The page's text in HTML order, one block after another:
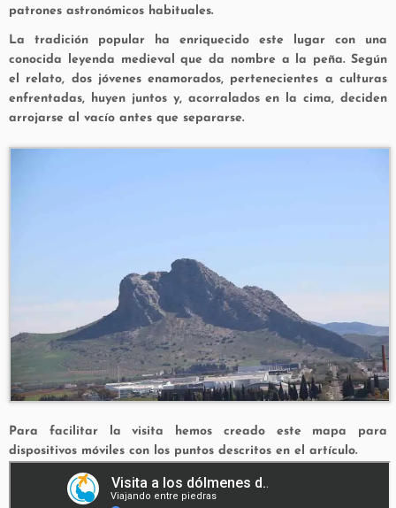
patrones astronómicos habituales.
La tradición popular ha enriquecido este lugar con una
conocida leyenda medieval que da nombre a la peña. Según
el relato, dos jóvenes enamorados, pertenecientes a culturas
enfrentadas, huyen juntos y, acorralados en la cima, deciden
arrojarse al vacío antes que separarse.
Para facilitar la visita hemos creado este mapa para
dispositivos móviles con los puntos descritos en el artículo.